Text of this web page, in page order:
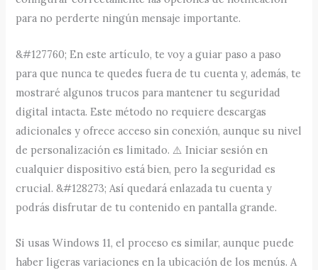
para no perderte ningún mensaje importante.
&#127760; En este artículo, te voy a guiar paso a paso
para que nunca te quedes fuera de tu cuenta y, además, te
mostraré algunos trucos para mantener tu seguridad
digital intacta. Este método no requiere descargas
adicionales y ofrece acceso sin conexión, aunque su nivel
de personalización es limitado. ⚠️ Iniciar sesión en
cualquier dispositivo está bien, pero la seguridad es
crucial. &#128273; Así quedará enlazada tu cuenta y
podrás disfrutar de tu contenido en pantalla grande.
Si usas Windows 11, el proceso es similar, aunque puede
haber ligeras variaciones en la ubicación de los menús. A